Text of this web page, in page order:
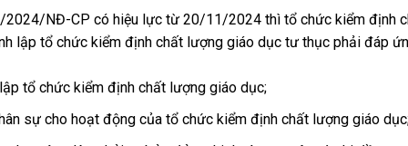
NĐ-CP có hiệu lực từ 20/11/2024 thì tổ chức kiểm định
lập tổ chức kiểm định chất lượng giáo dục tư thục phải đáp
tổ chức kiểm định chất lượng giáo dục;
sự cho hoạt động của tổ chức kiểm định chất lượng giáo